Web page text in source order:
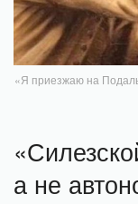
«Я приезжаю на
а не